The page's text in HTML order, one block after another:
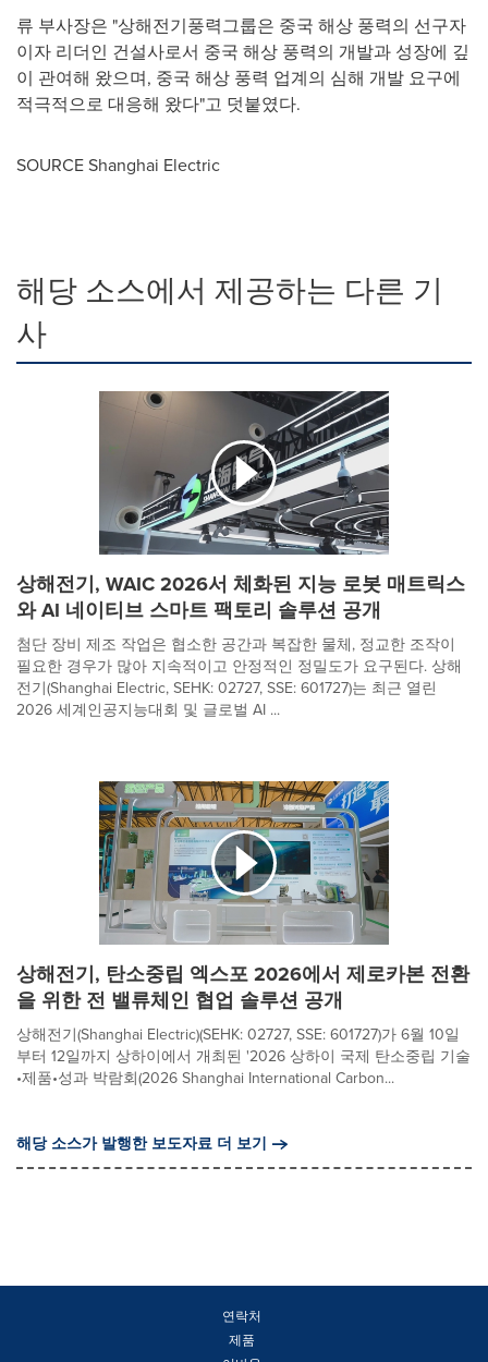
류 부사장은 "상해전기풍력그룹은 중국 해상 풍력의 선구자
이자 리더인 건설사로서 중국 해상 풍력의 개발과 성장에 깊
이 관여해 왔으며, 중국 해상 풍력 업계의 심해 개발 요구에
적극적으로 대응해 왔다"고 덧붙였다.
SOURCE Shanghai Electric
해당 소스에서 제공하는 다른 기
사
상해전기, WAIC 2026서 체화된 지능 로봇 매트릭스
와 AI 네이티브 스마트 팩토리 솔루션 공개
첨단 장비 제조 작업은 협소한 공간과 복잡한 물체, 정교한 조작이
필요한 경우가 많아 지속적이고 안정적인 정밀도가 요구된다. 상해
전기(Shanghai Electric, SEHK: 02727, SSE: 601727)는 최근 열린
2026 세계인공지능대회 및 글로벌 AI ...
상해전기, 탄소중립 엑스포 2026에서 제로카본 전환
을 위한 전 밸류체인 협업 솔루션 공개
상해전기(Shanghai Electric)(SEHK: 02727, SSE: 601727)가 6월 10일
부터 12일까지 상하이에서 개최된 '2026 상하이 국제 탄소중립 기술
•제품•성과 박람회(2026 Shanghai International Carbon...
해당 소스가 발행한 보도자료 더 보기
연락처
제품